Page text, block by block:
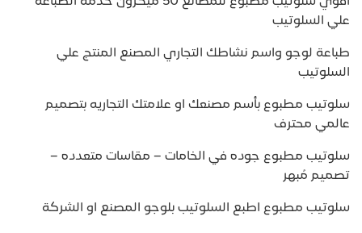
علي السلوتيب
طباعة لوجو واسم نشاطك التجاري المصنع المنتج علي
السلوتيب
سلوتيب مطبوع بأسم مصنعك او علامتك التجاريه بتصميم
عالمي محترف
سلوتيب مطبوع جوده في الخامات – مقاسات متعدده –
تصميم مُبهر
سلوتيب مطبوع اطبع السلوتيب بلوجو المصنع او الشركة